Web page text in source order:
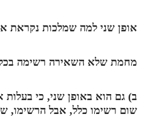
אודות האתר
אתר הבית
אופן שני למה שמלכות נקראת
מחמת שלא השאירה רשימה
ב) גם הוא באופן שני, כי
שום רשימו כלל, אבל הרשימו,